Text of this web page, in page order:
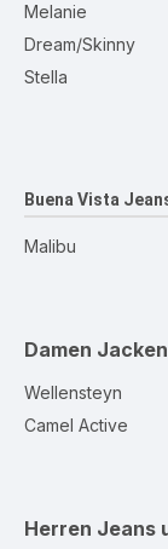
Melanie
Dream/Skinny
Stella
Buena Vista
Malibu
Damen Jacken
Wellensteyn
Camel Active
Herren Jeans